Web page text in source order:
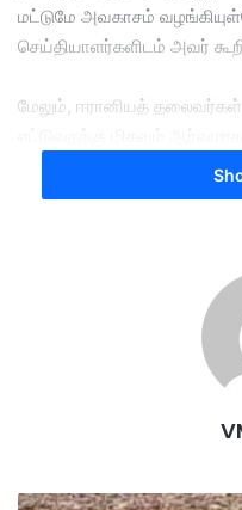
மட்டுமே அவகாசம்
செய்தியாளர்களிடம் அவர்
மேலும், ஈரானியத்
எட்டப்படாவிட்டால் சில
நடத்தக்கூடும் என டிரம்ப்
ஈரானுக்கு எதிராக
பின்னர் வெடித்த மோதலை
அமெரிக்கா தற்போது
தருவாயில் இருப்பதாக
மீது ஒரு பெரும் தாக்குதலை
து